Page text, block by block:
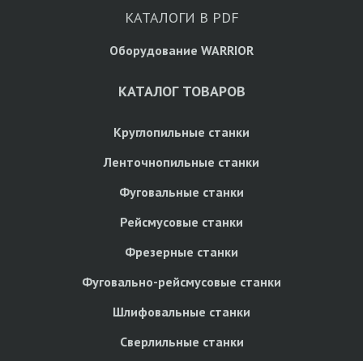
КАТАЛОГИ В PDF
Оборудование WARRIOR
КАТАЛОГ ТОВАРОВ
Круглопильные станки
Ленточнопильные станки
Фуговальные станки
Рейсмусовые станки
Фрезерные станки
Фуговально-рейсмусовые станки
Шлифовальные станки
Сверлильные станки